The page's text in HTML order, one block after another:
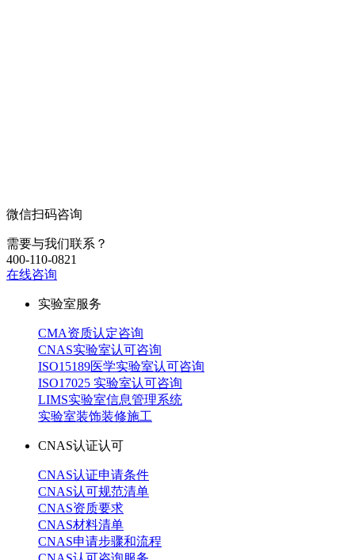
微信扫码咨询
需要与我们联系？
400-110-0821
在线咨询
实验室服务
CMA资质认定咨询
CNAS实验室认可咨询
ISO15189医学实验室认可咨询
ISO17025 实验室认可咨询
LIMS实验室信息管理系统
实验室装饰装修施工
CNAS认证认可
CNAS认证申请条件
CNAS认可规范清单
CNAS资质要求
CNAS材料清单
CNAS申请步骤和流程